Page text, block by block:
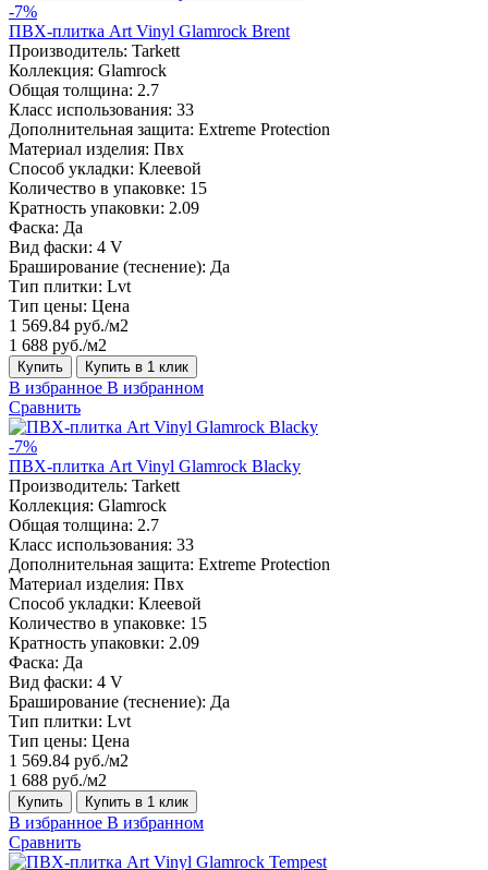
-7%
ПВХ-плитка Art Vinyl Glamrock Brent
Производитель: Tarkett
Коллекция: Glamrock
Общая толщина: 2.7
Класс использования: 33
Дополнительная защита: Extreme Protection
Материал изделия: Пвх
Способ укладки: Клеевой
Количество в упаковке: 15
Кратность упаковки: 2.09
Фаска: Да
Вид фаски: 4 V
Браширование (теснение): Да
Тип плитки: Lvt
Тип цены: Цена
1 569.84 руб./м2
1 688 руб./м2
Купить Купить в 1 клик
В избранное В избранном
Сравнить
-7%
ПВХ-плитка Art Vinyl Glamrock Blacky
Производитель: Tarkett
Коллекция: Glamrock
Общая толщина: 2.7
Класс использования: 33
Дополнительная защита: Extreme Protection
Материал изделия: Пвх
Способ укладки: Клеевой
Количество в упаковке: 15
Кратность упаковки: 2.09
Фаска: Да
Вид фаски: 4 V
Браширование (теснение): Да
Тип плитки: Lvt
Тип цены: Цена
1 569.84 руб./м2
1 688 руб./м2
Купить Купить в 1 клик
В избранное В избранном
Сравнить